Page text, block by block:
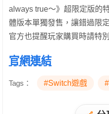
always true～》超限定版的
體版本單獨發售，讓錯過限
官方也提醒玩家購買時請特
官網連結
Tags： #Switch遊戲